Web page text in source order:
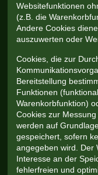
Websitefunktionen
(z.B. die
Andere Cookies
auszuwerten oder
Cookies, die zur
Bereitstellung
Funktionen
Warenkorbfunktion)
Cookies zur
werden auf
gespeichert, sofern
angegeben wird. Der
Interesse an der
fehlerfreien und